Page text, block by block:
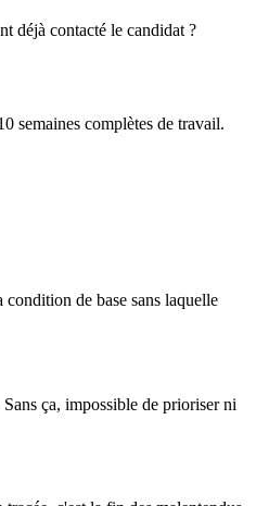
déjà contacté le candidat ?
semaines complètes de travail.
condition de base sans laquelle
Sans ça, impossible de prioriser ni